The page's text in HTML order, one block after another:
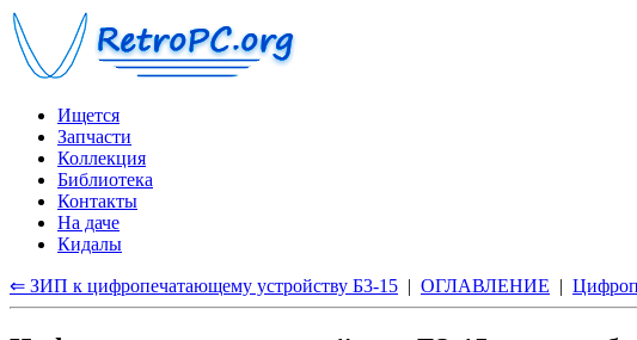
Ищется
Запчасти
Коллекция
Библиотека
Контакты
На даче
Кидалы
⇐ ЗИП к цифропечатающему устройству Б3-15 | ОГЛАВЛЕНИЕ |